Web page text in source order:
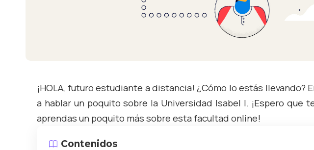
¡HOLA, futuro estudiante a distancia! ¿Cómo lo estás llevando?
a hablar un poquito sobre la Universidad Isabel I. ¡Espero que
aprendas un poquito más sobre esta facultad online!
Contenidos